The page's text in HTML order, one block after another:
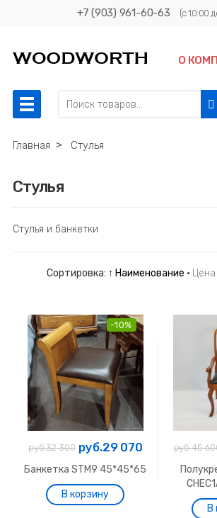
+7 (903) 961-60-63 (с 10:00
О
Главная ˃ Стулья
Стулья
Стулья и банкетки
Сортировка: ↑ Наименование · Цена
-10%
руб.32 300 руб.29 070
Банкетка STM9 45*45*65
руб.45